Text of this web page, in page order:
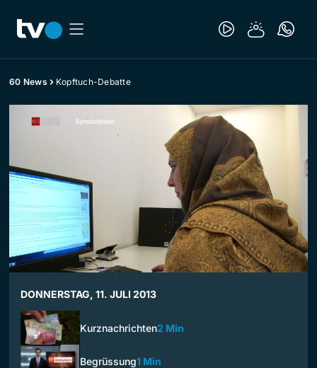
60 News Kopftuch-Debatte
DONNERSTAG, 11. JULI 2013
Kurznachrichten2 Min
Begrüssung1 Min